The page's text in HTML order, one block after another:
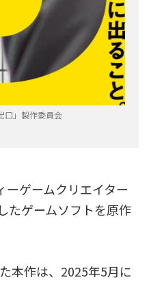
口」製作委員会
ーゲームクリエイター
たゲームソフトを原作
本作は、2025年5月に